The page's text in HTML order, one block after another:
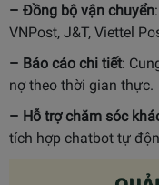
– Đồng bộ vận chuyển
VNPost, J&T, Viettel
– Báo cáo chi tiết:
nợ theo thời gian thực.
– Hỗ trợ chăm sóc
tích hợp chatbot tự